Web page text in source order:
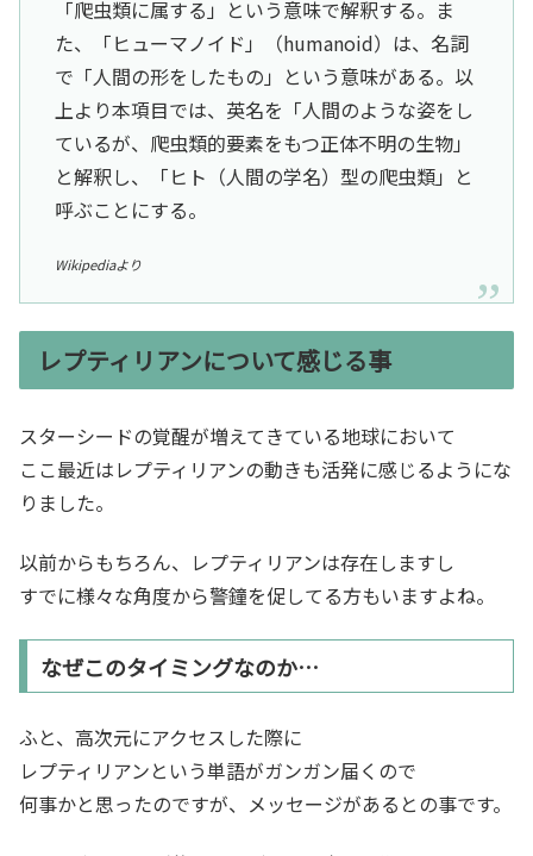
「爬虫類に属する」という意味で解釈する。ま
た、「ヒューマノイド」（humanoid）は、名詞
で「人間の形をしたもの」という意味がある。以
上より本項目では、英名を「人間のような姿をし
ているが、爬虫類的要素をもつ正体不明の生物」
と解釈し、「ヒト（人間の学名）型の爬虫類」と
呼ぶことにする。
Wikipediaより
レプティリアンについて感じる事
スターシードの覚醒が増えてきている地球において
ここ最近はレプティリアンの動きも活発に感じるようにな
りました。
以前からもちろん、レプティリアンは存在しますし
すでに様々な角度から警鐘を促してる方もいますよね。
なぜこのタイミングなのか…
ふと、高次元にアクセスした際に
レプティリアンという単語がガンガン届くので
何事かと思ったのですが、メッセージがあるとの事です。